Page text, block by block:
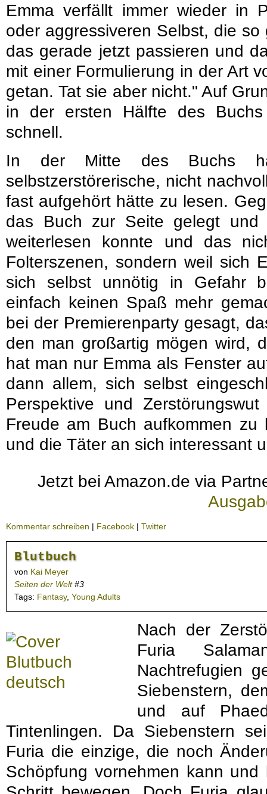
Emma verfällt immer wieder in
oder aggressiveren Selbst, die
das gerade jetzt passieren und
mit einer Formulierung in der Art
getan. Tat sie aber nicht." Auf
in der ersten Hälfte des
schnell.
In der Mitte des Buchs
selbstzerstörerische, nicht
fast aufgehört hätte zu lesen.
das Buch zur Seite gelegt und
weiterlesen konnte und das
Folterszenen, sondern weil sich
sich selbst unnötig in Gefahr
einfach keinen Spaß mehr
bei der Premierenparty gesagt,
den man großartig mögen wird,
hat man nur Emma als Fenster
dann allem, sich selbst
Perspektive und
Freude am Buch aufkommen
und die Täter an sich interessant
Jetzt bei Amazon.de via
Kommentar schreiben | Facebook | Twitter
Blutbuch
von Kai Meyer
Seiten der Welt#3
Tags: Fantasy, Young Adults
Nach der
Furia
Nachtrefugien
Siebenstern,
und auf
Tintenlingen. Da Siebenstern
Furia die einzige, die noch
Schöpfung vornehmen kann